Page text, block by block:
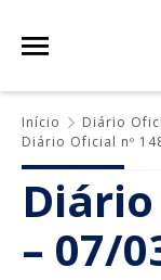
Início Diário
Diário Oficial nº
Diário
– 07/